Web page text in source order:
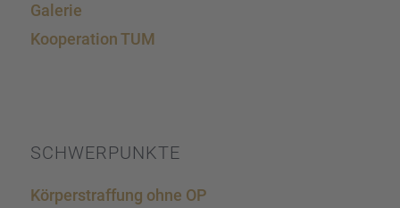
Galerie
Koope­ra­tion TUM
SCHWER­PUNKTE
Körper­straf­fung ohne OP